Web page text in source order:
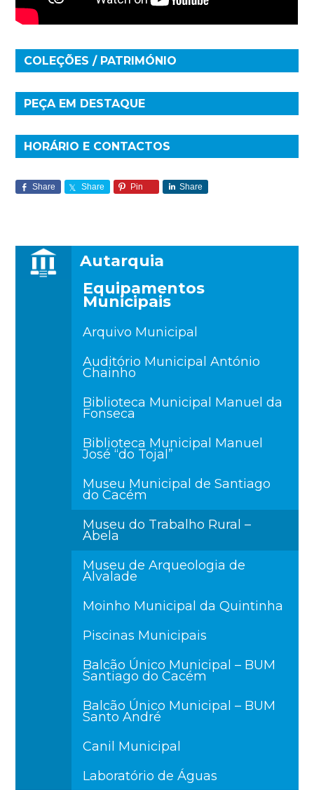
COLEÇÕES / PATRIMÓNIO
PEÇA EM DESTAQUE
HORÁRIO E CONTACTOS
Share Share Pin Share
Autarquia
Equipamentos
Municipais
Arquivo Municipal
Auditório Municipal António
Chainho
Biblioteca Municipal Manuel da
Fonseca
Biblioteca Municipal Manuel
José “do Tojal”
Museu Municipal de Santiago
do Cacém
Museu do Trabalho Rural –
Abela
Museu de Arqueologia de
Alvalade
Moinho Municipal da Quintinha
Piscinas Municipais
Balcão Único Municipal – BUM
Santiago do Cacém
Balcão Único Municipal – BUM
Santo André
Canil Municipal
Laboratório de Águas